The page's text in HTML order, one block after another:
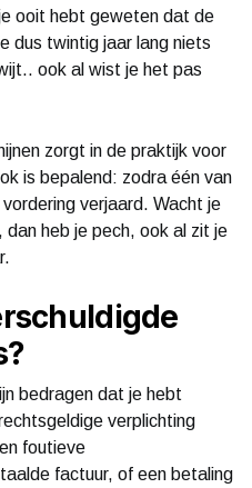
ooit hebt geweten dat de
dus twintig jaar lang niets
ook al wist je het pas
zorgt in de praktijk voor
is bepalend: zodra één van
verjaard. Wacht je
heb je pech, ook al zit je
bedragen dat je hebt
verplichting
foutieve
factuur, of een betaling